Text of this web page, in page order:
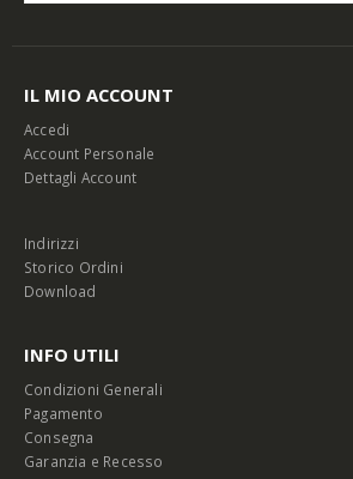
IL MIO ACCOUNT
Accedi
Account Personale
Dettagli Account
Indirizzi
Storico Ordini
Download
INFO UTILI
Condizioni Generali
Pagamento
Consegna
Garanzia e Recesso